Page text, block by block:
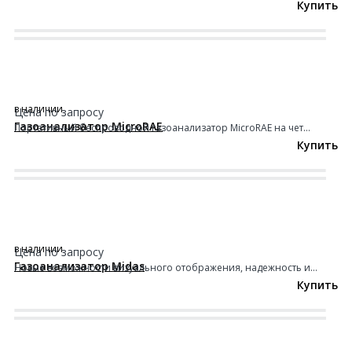
Купить
в наличии
Газоанализатор MicroRAE
Цена по запросу
Портативный беспроводной газоанализатор MicroRAE на чет...
Купить
в наличии
Газоанализатор Midas
Цена по запросу
Новые возможности визуального отображения, надежность и...
Купить